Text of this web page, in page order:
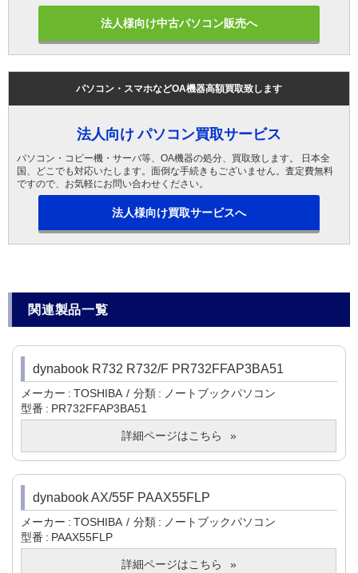
法人様向け中古パソコン販売へ
パソコン・スマホなどOA機器高額買取致します
法人向け パソコン買取サービス
パソコン・コピー機・サーバ等、OA機器の処分、買取致します。 日本全
国、どこでも対応いたします。面倒な手続きもございません。査定費無料
ですので、お気軽にお問い合わせください。
法人様向け買取サービスへ
関連製品一覧
dynabook R732 R732/F PR732FFAP3BA51
メーカー TOSHIBA 分類
ノートブックパソコン
型番
PR732FFAP3BA51
詳細ページはこちら
dynabook AX/55F PAAX55FLP
メーカー TOSHIBA 分類
ノートブックパソコン
型番
PAAX55FLP
詳細ページはこちら